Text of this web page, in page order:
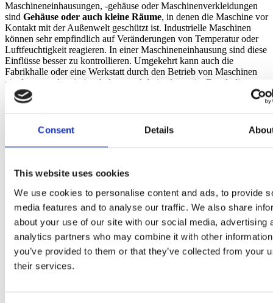
Consent Details
This website uses cookies
We use cookies to personalise content and ads, to provide
media features and to analyse our traffic. We also share
about your use of our site with our social media, advertising
analytics partners who may combine it with other
you’ve provided to them or that they’ve collected from your
their services.
Maschineneinhausungen, -gehäuse oder Maschinenverkleidungen
sind Gehäuse oder auch kleine Räume, in denen die Maschine vor
Kontakt mit der Außenwelt geschützt ist. Industrielle Maschinen
können sehr empfindlich auf Veränderungen von Temperatur oder
Luftfeuchtigkeit reagieren. In einer Maschineneinhausung sind diese
Einflüsse besser zu kontrollieren. Umgekehrt kann auch die
Fabrikhalle oder eine Werkstatt durch den Betrieb von Maschinen
ein lauter und emissionsbelasteter Arbeitsplatz sein. Durch die
Isolierung Ihrer Geräte in einem Maschinengehäuse können Sie
Lärm reduzieren, Arbeitsbedingungen verbessern und einen
Ordnung, sei es in einer Produktionsstätte oder einem Lager, einer
Einhausungen bietenSchutzvor Staub sowie vor versehentlichem
Kontakt mit beweglichen Teilen oder heißen Oberflächen. Ein
geschlossener Arbeitsbereich bietet auch eine hervorragende
Lärmreduzierung , die es den Arbeitern erleichtert, miteinander zu
kommunizieren, ohne ständiges Tragen eines Gehörschutzes. Eine
Maschineneinhausung erlaubt die effektiveKontrollevon
Umgebungslärm, Temperatur, Feuchtigkeit sowie Staub- und
Schmutzpartikeln. Indem Sie Ihre Maschinen isolieren, reduzieren